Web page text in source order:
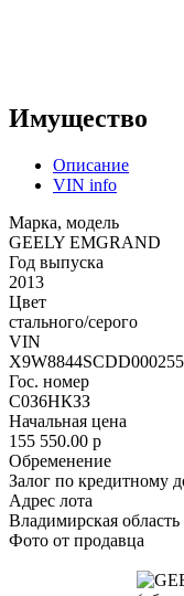
Имущество
Описание
VIN info
Марка, модель
GEELY EMGRAND
Год выпуска
2013
Цвет
стального/серого
VIN
X9W8844SCDD000255
Гос. номер
С0З6НКЗЗ
Начальная цена
155 550.00 p
Обременение
Залог по кредитному
Адрес лота
Владимирская область
Фото от продавца